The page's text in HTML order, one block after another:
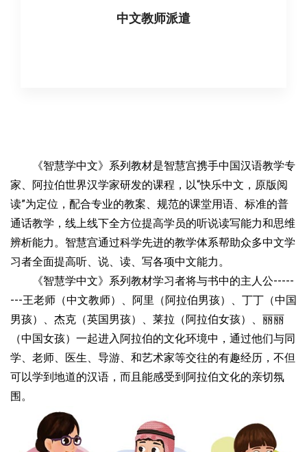
中文教师派遣
《智慧学中文》系列教材是智慧宫携手中国汉语教学专
家、阿拉伯世界汉学家研发的课程，以“快乐中文，原版阅
读”为定位，配合专业的教案、规范的课堂用语、标准的普
通话教学，线上线下全方位提高学员的听说读写能力和思维
辨析能力。智慧宫通过科学先进的教学体系帮助众多中文学
习者全面提高听、说、读、写各项中文能力。
《智慧学中文》系列教材学习者将与书中的主人公-----
---王老师（中文教师）、阿里（阿拉伯男孩）、丁丁（中国
男孩）、杰克（英国男孩）、莱拉（阿拉伯女孩）、丽丽
（中国女孩）一起进入阿拉伯的文化环境中，通过他们与同
学、老师、医生、导游、和艺术家等交往的有趣经历，不但
可以学到地道的汉语，而且能感受到阿拉伯文化的亲切氛
围。